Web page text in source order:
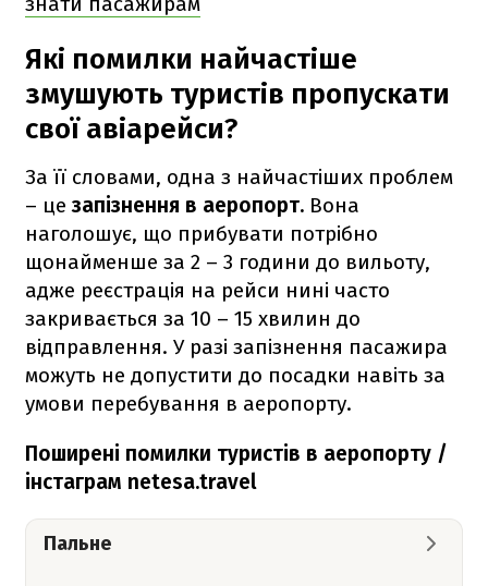
Які помилки найчастіше
змушують туристів пропускати
свої авіарейси?
За її словами, одна з найчастіших проблем
– це запізнення в аеропорт. Вона
наголошує, що прибувати потрібно
щонайменше за 2 – 3 години до вильоту,
адже реєстрація на рейси нині часто
закривається за 10 – 15 хвилин до
відправлення. У разі запізнення пасажира
можуть не допустити до посадки навіть за
умови перебування в аеропорту.
Поширені помилки туристів в аеропорту /
інстаграм netesa.travel
Пальне